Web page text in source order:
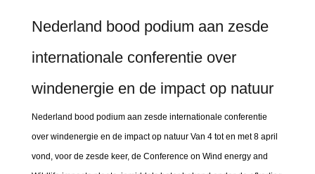
Nederland bood podium aan zesde
internationale conferentie over
windenergie en de impact op natuur
Nederland bood podium aan zesde internationale conferentie
over windenergie en de impact op natuur Van 4 tot en met 8 april
vond, voor de zesde keer, de Conference on Wind energy and